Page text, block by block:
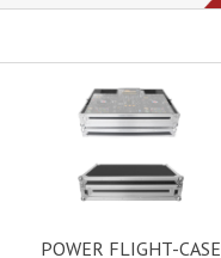
POWER FLIGHT-CASE